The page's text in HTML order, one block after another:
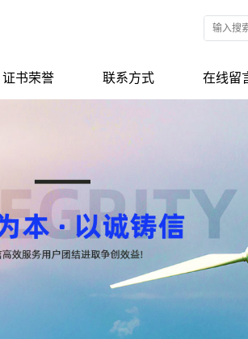
证书荣誉 联系方式 在线留